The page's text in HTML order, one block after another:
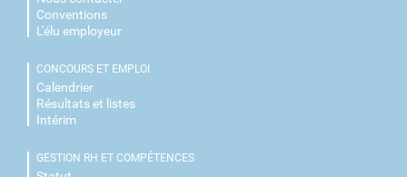
Conventions
L'élu employeur
CONCOURS ET EMPLOI
Calendrier
Résultats et listes
Intérim
GESTION RH ET COMPÉTENCES